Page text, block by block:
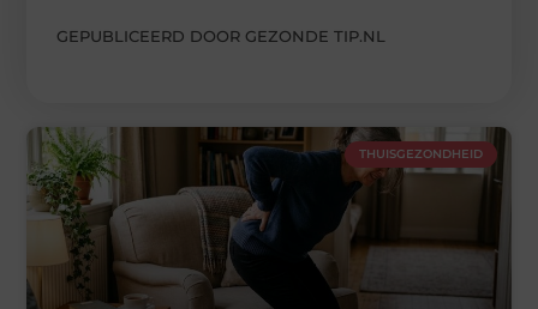
GEPUBLICEERD DOOR GEZONDE TIP.NL
THUISGEZONDHEID